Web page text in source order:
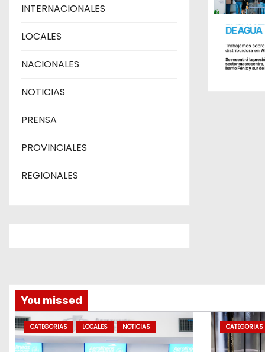
INTERNACIONALES
LOCALES
NACIONALES
NOTICIAS
PRENSA
PROVINCIALES
REGIONALES
n
d
e
You missed
CATEGORIAS LOCALES NOTICIAS CATEGORIAS